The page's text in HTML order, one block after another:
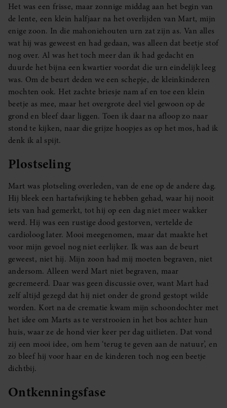
Het was een frisse, maar zonnige middag aan het begin van
de lente, een klein halfjaar na het overlijden van Mart, mijn
enige zoon. In die mahoniehouten urn zat zijn as. Van alles
wat hij was geweest en had gedaan, was alleen dat beetje stof
nog over. Al was het toch meer dan ik had gedacht en
duurde het bijna een kwartier voordat die urn eindelijk leeg
was. Om de beurt deden we een schepje, de kleinkinderen
mochten ook. Het zachte briesje nam af en toe een klein
beetje as mee, maar het overgrote deel viel gewoon op de
grond en bleef daar liggen. Toen ik daar na afloop zo naar
stond te kijken, naar die grijze hoopjes as op het mos, had ik
denk ik al spijt.
Plostseling
Mart was plotseling overleden, van de ene op de andere dag.
Hij bleek een hartafwijking te hebben gehad, waar hij nooit
iets van had gemerkt, tot hij op een dag niet meer wakker
werd. Hij was een rustige dood gestorven, vertelde de
cardioloog later. Mooi meegenomen, maar dat maakte het
voor mijn gevoel nog niet eerlijker. Ik was aan de beurt
geweest, niet hij. Mijn zoon had mij moeten begraven, niet
andersom. Alleen werd Mart niet begraven, maar
gecremeerd. Daar was geen discussie over, want Mart had
zelf altijd gezegd dat hij niet onder de grond gestopt wilde
worden. Kort na de crematie kwam mijn schoondochter met
het idee om Marts as te verstrooien in het bos achter hun
huis, waar ze de hond vier keer per dag uitlieten. Dat vond
zij een mooi idee, om hem ‘terug te geven aan de natuur’, en
zo bleef hij voor haar en de kinderen toch nog een beetje
dichtbij.
Ontkenningsfase